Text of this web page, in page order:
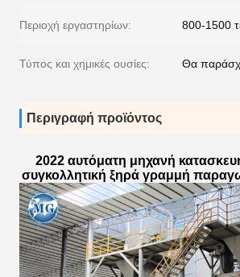
Περιοχή εργαστηρίων: 800-1500
Τύπος και χημικές ουσίες: Θα
Περιγραφή προϊόντος
2022 αυτόματη μηχανή
συγκολλητική ξηρά γραμμή